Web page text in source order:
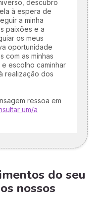
descubro
à espera de
a minha
paixões e a
os meus
oportunidade
com as minhas
escolho caminhar
realização dos
ressoa em
um/a
do seu
nossos